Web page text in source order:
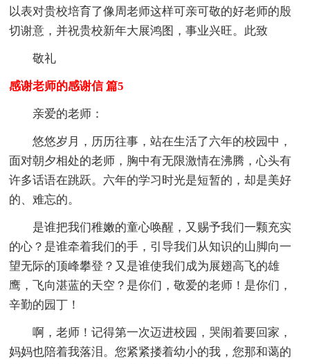
以表对贵校培育了像周老师这样可亲可敬的好老师的殷
切谢意，并祝贵校新年大展鸿图，事业兴旺。此致
敬礼
感谢老师的感谢信 篇5
亲爱的老师：
悠悠岁月，历历往事，站在生活了六年的校园中，
面对朝夕相处的老师，胸中有无限激情在沸腾，心头有
许多话语在跳跃。六年的学习时光是短暂的，却是美好
的、难忘的。
是谁把我们稚嫩的童心唤醒，又赐予我们一颗充实
的心？是谁牵着我们的手，引导我们从知识的山脚向一
望无际的顶峰攀登？又是谁使我们成为展翅高飞的雄
鹰，飞向湛蓝的天空？是你们，敬爱的老师！是你们，
辛勤的园丁！
啊，老师！记得第一次迈进校园，哭闹着要回家，
妈妈也陪着我落泪。您紧紧搂着幼小的我，您那和蔼的